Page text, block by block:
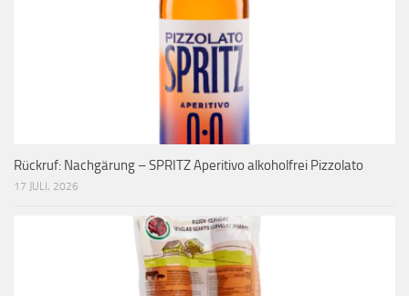
Rückruf: Nachgärung – SPRITZ Aperitivo alkoholfrei Pizzolato
17 JULI, 2026